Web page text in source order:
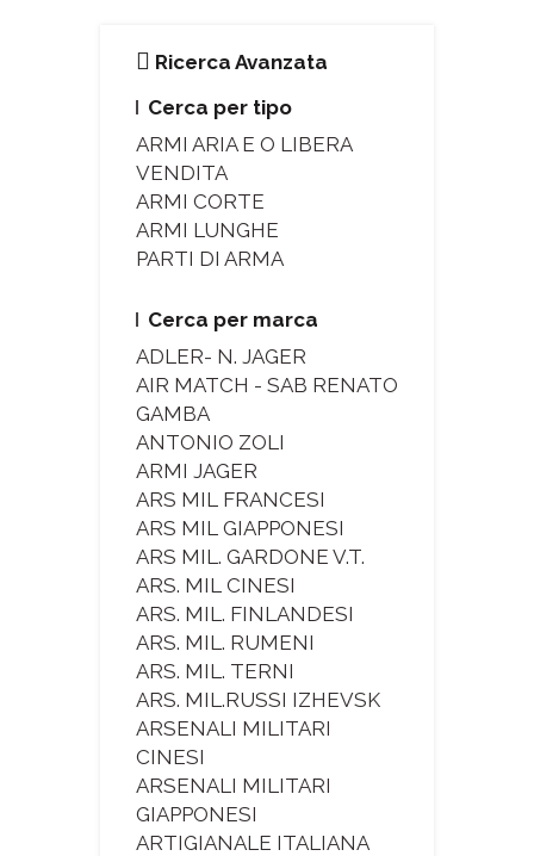
Ricerca Avanzata
Cerca per tipo
ARMI ARIA E O LIBERA
VENDITA
ARMI CORTE
ARMI LUNGHE
PARTI DI ARMA
Cerca per marca
ADLER- N. JAGER
AIR MATCH - SAB RENATO
GAMBA
ANTONIO ZOLI
ARMI JAGER
ARS MIL FRANCESI
ARS MIL GIAPPONESI
ARS MIL. GARDONE V.T.
ARS. MIL CINESI
ARS. MIL. FINLANDESI
ARS. MIL. RUMENI
ARS. MIL. TERNI
ARS. MIL.RUSSI IZHEVSK
ARSENALI MILITARI
CINESI
ARSENALI MILITARI
GIAPPONESI
ARTIGIANALE ITALIANA